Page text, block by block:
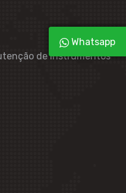
de Instrumentos
Whatsapp